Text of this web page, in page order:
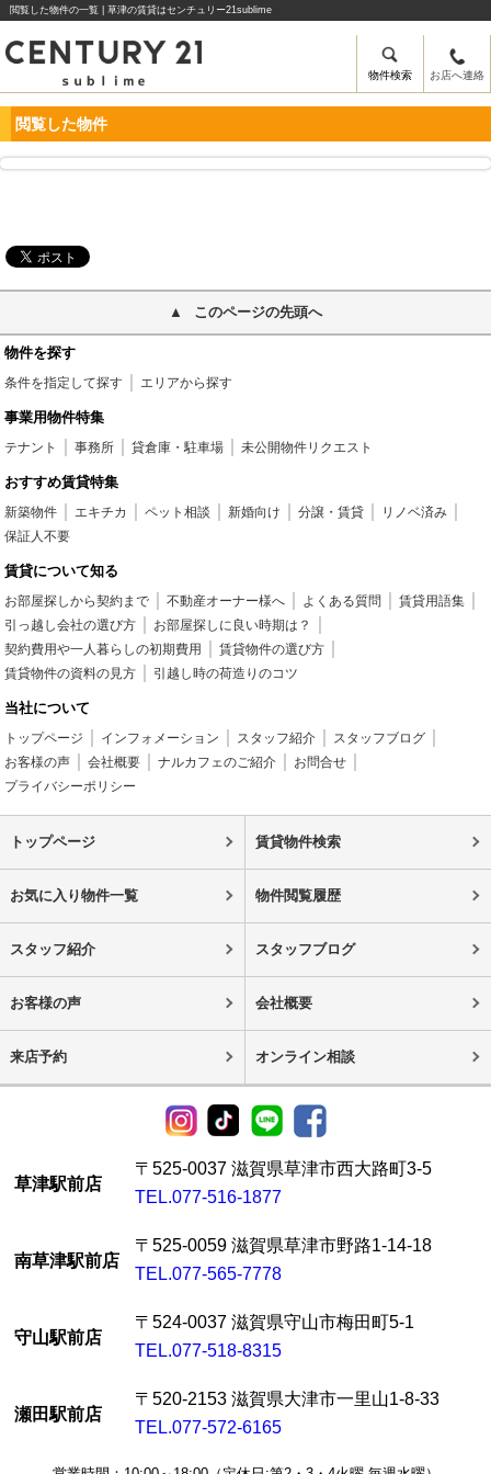
閲覧した物件の一覧 | 草津の賃貸はセンチュリー21sublime
物件検索 お店へ連絡
閲覧した物件
このページの先頭へ
物件を探す
条件を指定して探す エリアから探す
事業用物件特集
テナント 事務所 貸倉庫・駐車場 未公開物件リクエスト
おすすめ賃貸特集
新築物件 エキチカ ペット相談 新婚向け 分譲・賃貸
リノベ済み
保証人不要
賃貸について知る
お部屋探しから契約まで 不動産オーナー様へ よくある質問
賃貸用語集
引っ越し会社の選び方
お部屋探しに良い時期は？
契約費用や一人暮らしの初期費用
賃貸物件の選び方
賃貸物件の資料の見方
引越し時の荷造りのコツ
当社について
トップページ インフォメーション スタッフ紹介
スタッフブログ
お客様の声
会社概要 ナルカフェのご紹介
お問合せ
プライバシーポリシー
トップページ 賃貸物件検索
お気に入り物件一覧 物件閲覧履歴
スタッフ紹介 スタッフブログ
お客様の声 会社概要
来店予約 オンライン相談
草津駅前店
〒525-0037 滋賀県草津市西大路町3-5
TEL.077-516-1877
南草津駅前店
〒525-0059 滋賀県草津市野路1-14-18
TEL.077-565-7778
守山駅前店
〒524-0037 滋賀県守山市梅田町5-1
TEL.077-518-8315
瀬田駅前店
〒520-2153 滋賀県大津市一里山1-8-33
TEL.077-572-6165